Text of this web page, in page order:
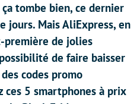
tombe bien, ce dernier
jours. Mais AliExpress, en
première de jolies
de faire baisser
codes promo
ces 5 smartphones à prix